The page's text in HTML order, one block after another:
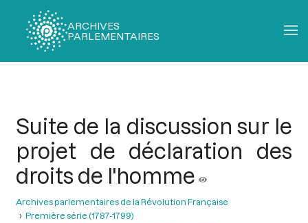
ARCHIVES
PARLEMENTAIRES
Suite de la discussion sur le
projet de déclaration des
droits de l'homme
Archives parlementaires de la Révolution Française
Première série (1787-1799)